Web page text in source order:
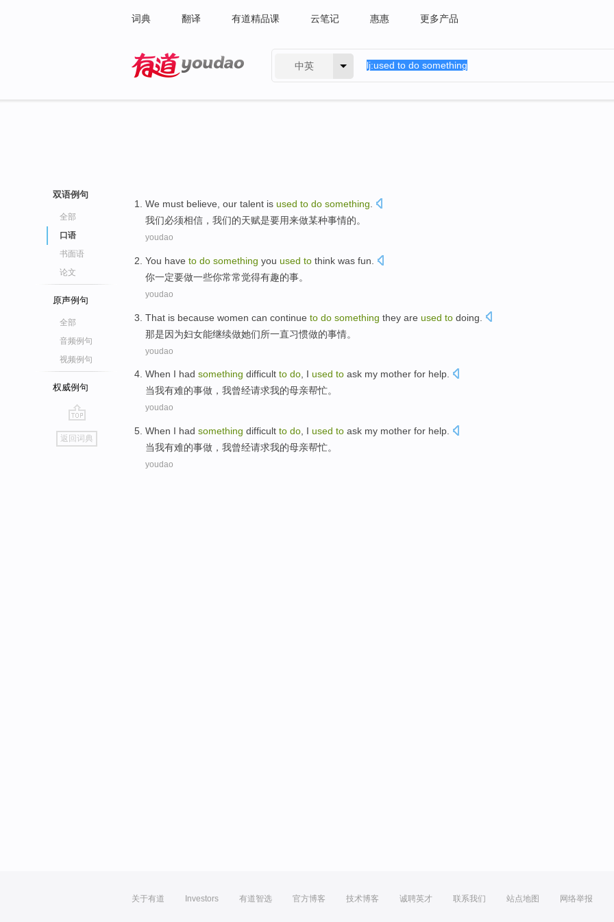
词典 翻译 有道精品课 云笔记 惠惠 更多产品
中英
双语例句
全部
口语
书面语
论文
原声例句
全部
音频例句
视频例句
权威例句
go
top
返回词典
We must believe our talent is used to do something
我们必须相信 ， 我们的天赋是要用来做某种事情的。
youdao
You have to do something you used to think was fun
你一定要做一些你常常觉得有趣的事。
youdao
That is because women can continue to do something they are used to doing
那是因为妇女能继续做她们所一直习惯做的事情。
youdao
When I had something difficult to do, I used to ask my mother for help.
当我有难的事做 ，我曾经请求我的母亲帮忙。
youdao
When I had something difficult to do , I used to ask my mother for help
当我有难的事做 ，我曾经请求我的母亲帮忙。
youdao
关于有道 Investors 有道智选 官方博客 技术博客 诚聘英才 联系我们 站点地图 网络举报